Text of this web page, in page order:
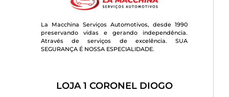
La Macchina Serviços Automotivos, desde 1990
preservando vidas e gerando independência.
Através de serviços de excelência. SUA
SEGURANÇA É NOSSA ESPECIALIDADE.
LOJA 1 CORONEL DIOGO